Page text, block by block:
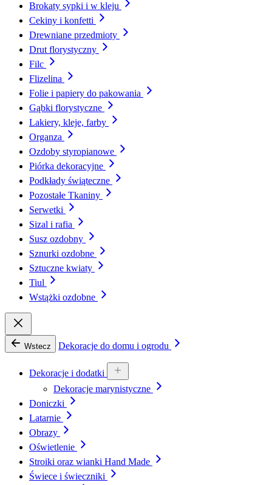
Brokaty sypki i w kleju
Cekiny i konfetti
Drewniane przedmioty
Drut florystyczny
Filc
Flizelina
Folie i papiery do pakowania
Gąbki florystyczne
Lakiery, kleje, farby
Organza
Ozdoby styropianowe
Piórka dekoracyjne
Podkłady świąteczne
Pozostałe Tkaniny
Serwetki
Sizal i rafia
Susz ozdobny
Sznurki ozdobne
Sztuczne kwiaty
Tiul
Wstążki ozdobne
Wstecz Dekoracje do domu i ogrodu
Dekoracje i dodatki
Dekoracje marynistyczne
Doniczki
Latarnie
Obrazy
Oświetlenie
Stroiki oraz wianki Hand Made
Świece i świeczniki